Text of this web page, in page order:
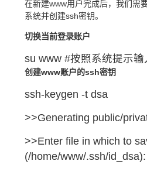
在新建www用户完成后，我们需
系统并创建ssh密钥。
切换当前登录账户
su www #按照系统提示输
创建www账户的ssh密钥
ssh-keygen -t dsa
>>Generating public/
>>Enter file in which to
(/home/www/.ssh/id_dsa):